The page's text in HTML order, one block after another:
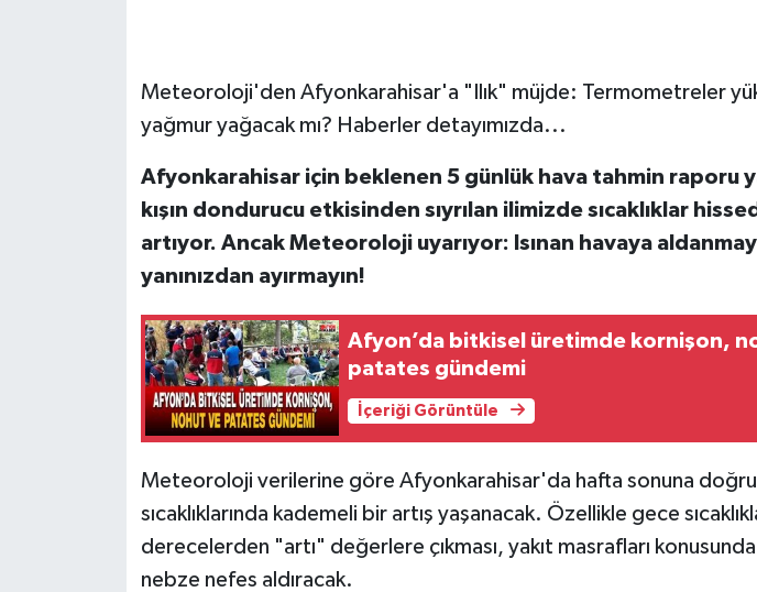
Meteoroloji'den Afyonkarahisar'a "Ilık" müjde: Termometreler
yağmur yağacak mı? Haberler detayımızda...
Afyonkarahisar için beklenen 5 günlük hava tahmin raporu
kışın dondurucu etkisinden sıyrılan ilimizde sıcaklıklar
artıyor. Ancak Meteoroloji uyarıyor: Isınan havaya
yanınızdan ayırmayın!
Afyon’da bitkisel üretimde kornişon,
patates gündemi
İçeriği Görüntüle
Meteoroloji verilerine göre Afyonkarahisar'da hafta sonuna doğru
sıcaklıklarında kademeli bir artış yaşanacak. Özellikle gece
derecelerden "artı" değerlere çıkması, yakıt masrafları
nebze nefes aldıracak.